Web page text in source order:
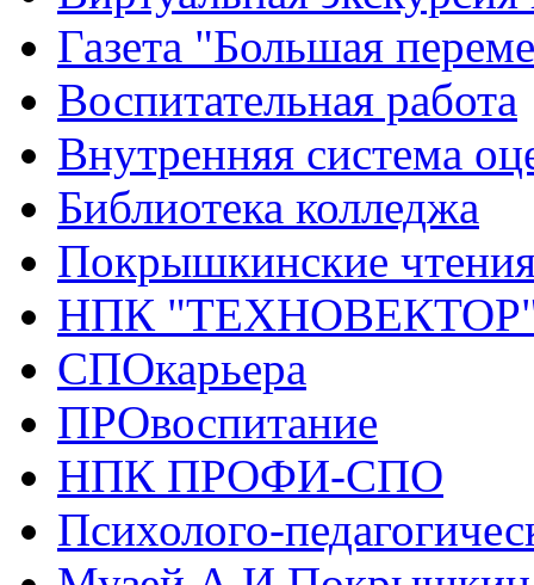
Газета "Большая
Воспитательная работа
Внутренняя система
Библиотека колледжа
Покрышкинские
НПК
СПОкарьера
ПРОвоспитание
НПК ПРОФИ-СПО
Психолого-